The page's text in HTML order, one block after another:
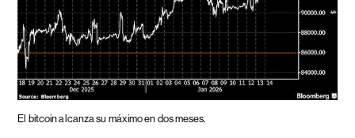
El bitcoin alcanza su máximo en dos meses.